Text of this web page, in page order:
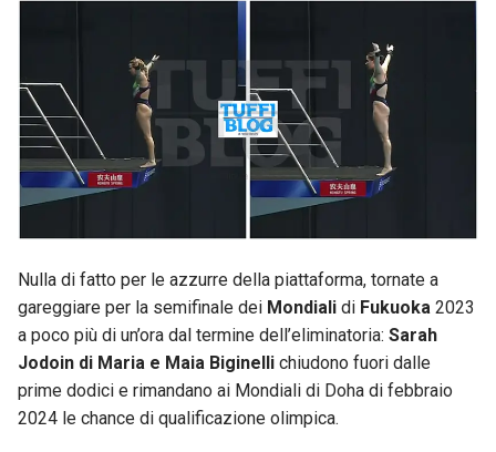
Nulla di fatto per le azzurre della piattaforma, tornate a
gareggiare per la semifinale dei Mondiali di Fukuoka 2023
a poco più di un’ora dal termine dell’eliminatoria: Sarah
Jodoin di Maria e Maia Biginelli chiudono fuori dalle
prime dodici e rimandano ai Mondiali di Doha di febbraio
2024 le chance di qualificazione olimpica.